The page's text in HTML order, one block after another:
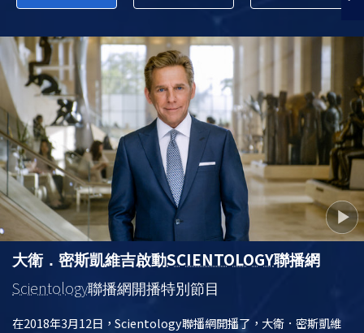
大衛．密斯凱維吉啟動SCIENTOLOGY聯播網
Scientology聯播網開播特別節目
在2018年3月12日，Scientology聯播網開播了，大衛．密斯凱維